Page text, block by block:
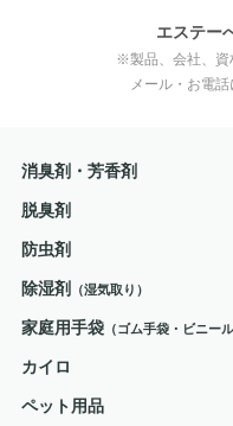
エステー
※製品、会社、資
メール・お電
消臭剤・芳香剤
脱臭剤
防虫剤
除湿剤 （湿気取り）
家庭用手袋（ゴム手袋・ビニール
カイロ
ペット用品